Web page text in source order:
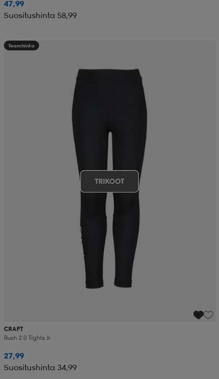
47,99
Suositushinta 58,99
Teamhinta
CRAFT
Rush 2.0 Tights Jr
27,99
Suositushinta 34,99